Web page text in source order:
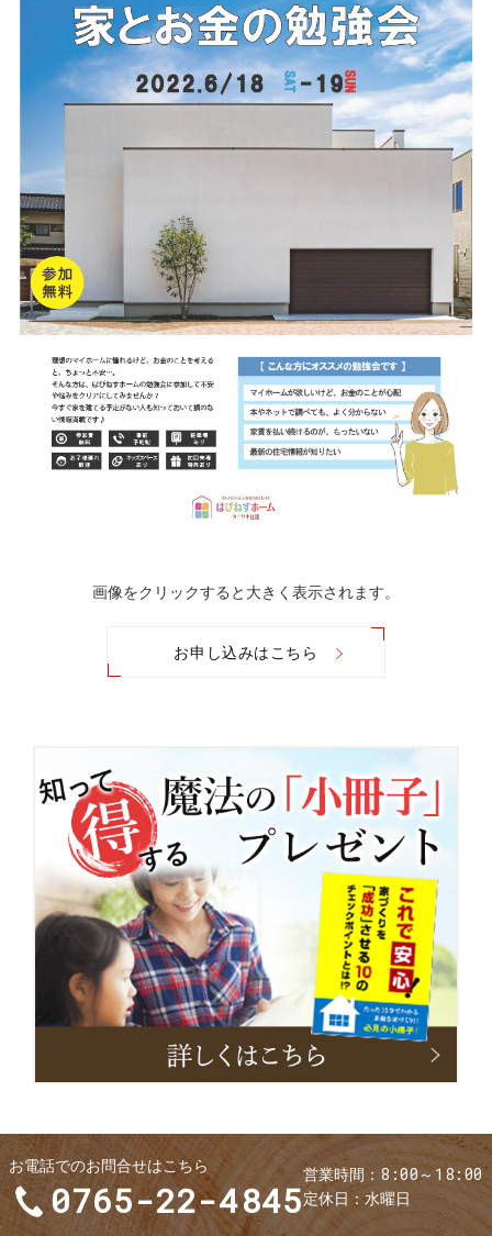
画像をクリックすると大きく表示されます。
お申し込みはこちら
お電話でのお問合せはこちら
0765-22-4845
営業時間 8:00～18:00
定休日 水曜日